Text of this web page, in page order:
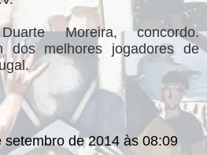
Moreira, concordo.
dos melhores jogadores de
setembro de 2014 às 08:09